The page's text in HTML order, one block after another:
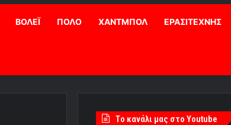
ΒΟΛΕΪ ΠΟΛΟ ΧΑΝΤΜΠΟΛ ΕΡΑΣΙΤΕΧΝΗΣ
Tο κανάλι μας στο Youtube